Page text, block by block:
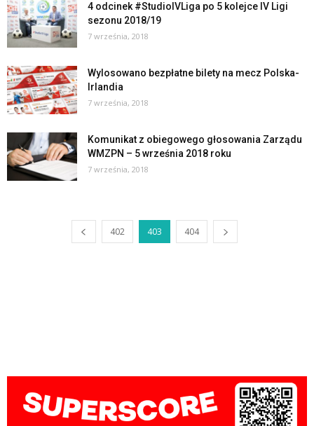
4 odcinek #StudioIVLiga po 5 kolejce IV Ligi
sezonu 2018/19
7 września, 2018
Wylosowano bezpłatne bilety na mecz Polska-
Irlandia
7 września, 2018
Komunikat z obiegowego głosowania Zarządu
WMZPN – 5 września 2018 roku
7 września, 2018
402 403 404